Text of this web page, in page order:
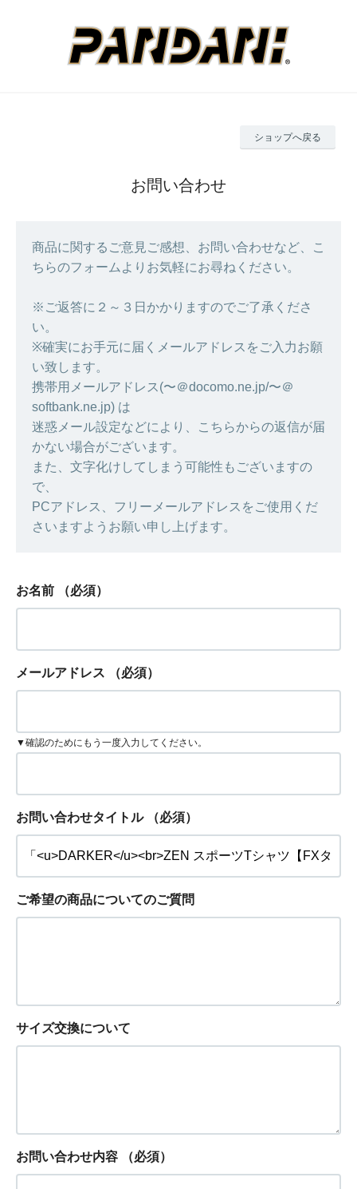
ショップへ戻る
お問い合わせ
商品に関するご意見ご感想、お問い合わせなど、こ
ちらのフォームよりお気軽にお尋ねください。
※ご返答に２～３日かかりますのでご了承くださ
い。
※確実にお手元に届くメールアドレスをご入力お願
い致します。
携帯用メールアドレス(〜＠docomo.ne.jp/〜＠
softbank.ne.jp) は
迷惑メール設定などにより、こちらからの返信が届
かない場合がございます。
また、文字化けしてしまう可能性もございますの
で、
PCアドレス、フリーメールアドレスをご使用くだ
さいますようお願い申し上げます。
お名前 （必須）
メールアドレス （必須）
▼確認のためにもう一度入力してください。
お問い合わせタイトル （必須）
ご希望の商品についてのご質問
サイズ交換について
お問い合わせ内容 （必須）